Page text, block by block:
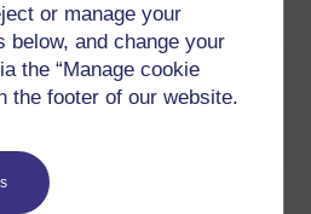
or manage your
below, and change your
the “Manage cookie
the footer of our website.